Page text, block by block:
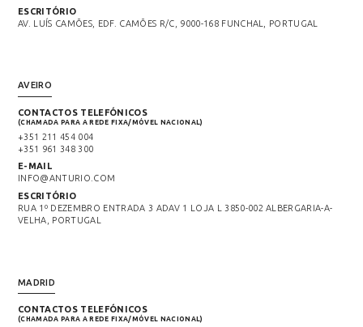
ESCRITÓRIO
AV. LUÍS CAMÕES, EDF. CAMÕES R/C, 9000-168 FUNCHAL, PORTUGAL
AVEIRO
CONTACTOS TELEFÓNICOS
(CHAMADA PARA A REDE FIXA/MÓVEL NACIONAL)
+351 211 454 004
+351 961 348 300
E-MAIL
INFO@ANTURIO.COM
ESCRITÓRIO
RUA 1º DEZEMBRO ENTRADA 3 ADAV 1 LOJA L 3850-002 ALBERGARIA-A-
VELHA, PORTUGAL
MADRID
CONTACTOS TELEFÓNICOS
(CHAMADA PARA A REDE FIXA/MÓVEL NACIONAL)